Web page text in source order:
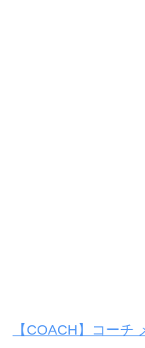
【COACH】コーチ